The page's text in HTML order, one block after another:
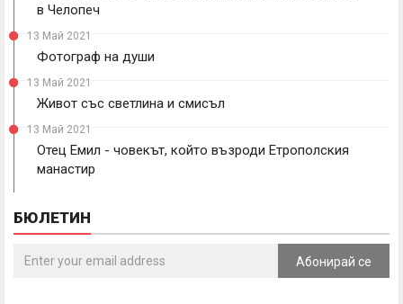
в Челопеч
13 Май 2021
Фотограф на души
13 Май 2021
Живот със светлина и смисъл
13 Май 2021
Отец Емил - човекът, който възроди Етрополския
манастир
БЮЛЕТИН
Абонирай се